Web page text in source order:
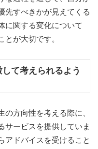
先すべきかが見えてくる
に関する変化について
とが大切です。
て考えられるよう
方向性を考える際に、
サービスを提供していま
アドバイスを受けること